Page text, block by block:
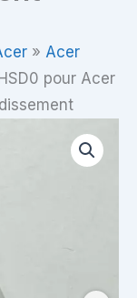
» Acer
pour Acer